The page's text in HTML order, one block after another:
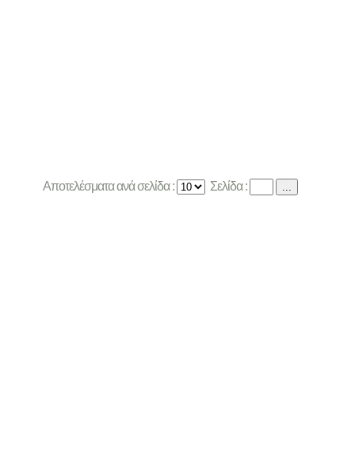
Αποτελέσματα ανά σελίδα : Σελίδα : ...